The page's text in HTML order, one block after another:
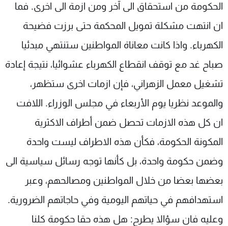
الحكومة من استحقاق الى آخر ومن ازمة الى اخرى. فما
ان انتهت مشكلة تمويل المحكمة حتى برزت فضيحة
الكهرباء. واذا كانت معاناة المواطنين ستنتهي مبدئيا
صباح غد مع توقف انقطاع الكهرباء عشوائيا، نتيجة إعادة
تشغيل معمل الزهراني، فإن ازمات اخرى ستظهر،
والموعد نظريا يوم الأربعاء في مجلس الوزراء. اللافت
ان كل هذه الازمات تحصل ضمن أطراف الاكثرية
المكونة الحكومة، فكأن هذه الاطراف ليست واحدة
وضمن حكومة واحدة، بل كأنها توجه رسائل سياسية الى
بعضها بعضا من خلال المواطنين ومصالحهم، وعبر
استهدافهم في حياتهم اليومية وفي حاجاتهم الضرورية.
وعليه فان سؤالا يطرح: هل هذه حقا حكومة كلنا
كأس العالم
البرامج
شاهد البرامج
الترددات
عن MTV
الإنـتـاج
لاعلاناتكم
وظائف
تواصل معنا
شروط الإسـتخدام
سياسة الخصوصية